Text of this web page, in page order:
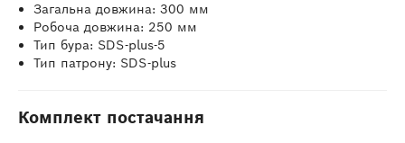
Загальна довжина: 300 мм
Робоча довжина: 250 мм
Тип бура: SDS-plus-5
Тип патрону: SDS-plus
Комплект постачання